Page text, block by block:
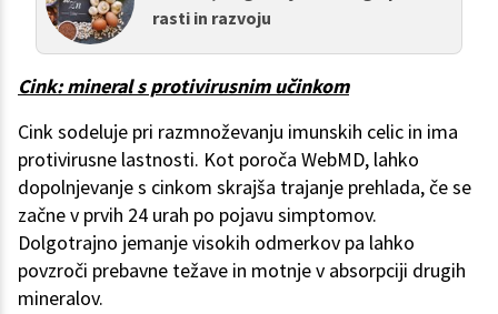
rasti in razvoju
Cink: mineral s protivirusnim učinkom
Cink sodeluje pri razmnoževanju imunskih celic in ima
protivirusne lastnosti. Kot poroča WebMD, lahko
dopolnjevanje s cinkom skrajša trajanje prehlada, če se
začne v prvih 24 urah po pojavu simptomov.
Dolgotrajno jemanje visokih odmerkov pa lahko
povzroči prebavne težave in motnje v absorpciji drugih
mineralov.